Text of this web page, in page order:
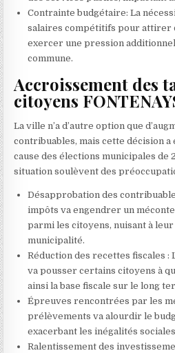
Contrainte budgétaire: La
salaires compétitifs pour attirer
exercer une pression
commune.
Accroissement des
citoyens
La ville n’a d’autre option que
contribuables, mais cette décision
cause des élections municipales de
situation soulèvent des
Désapprobation des
impôts va engendrer un
parmi les citoyens, nuisant à
municipalité.
Réduction des recettes fiscales :
va pousser certains citoyens à
ainsi la base fiscale sur le long
Épreuves rencontrées par les
prélèvements va alourdir le
exacerbant les inégalités
Ralentissement des